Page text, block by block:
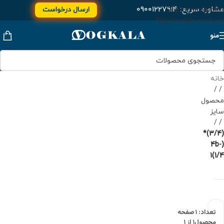
Skip to navigation
Skip to main content
مشاوره سریع:۰۹۰۰۱۲۲۷۹۱۴ ارسال درخواست
منو
خانه
/
محصول
سایز
/
(3/4)*
(4b-
1(1/4
تعداد: ۱صفحه